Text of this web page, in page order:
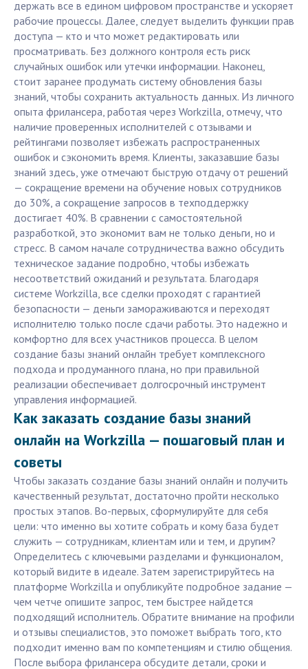
держать все в едином цифровом пространстве и ускоряет
рабочие процессы. Далее, следует выделить функции прав
доступа — кто и что может редактировать или
просматривать. Без должного контроля есть риск
случайных ошибок или утечки информации. Наконец,
стоит заранее продумать систему обновления базы
знаний, чтобы сохранить актуальность данных. Из личного
опыта фрилансера, работая через Workzilla, отмечу, что
наличие проверенных исполнителей с отзывами и
рейтингами позволяет избежать распространенных
ошибок и сэкономить время. Клиенты, заказавшие базы
знаний здесь, уже отмечают быструю отдачу от решений
— сокращение времени на обучение новых сотрудников
до 30%, а сокращение запросов в техподдержку
достигает 40%. В сравнении с самостоятельной
разработкой, это экономит вам не только деньги, но и
стресс. В самом начале сотрудничества важно обсудить
техническое задание подробно, чтобы избежать
несоответствий ожиданий и результата. Благодаря
системе Workzilla, все сделки проходят с гарантией
безопасности — деньги замораживаются и переходят
исполнителю только после сдачи работы. Это надежно и
комфортно для всех участников процесса. В целом
создание базы знаний онлайн требует комплексного
подхода и продуманного плана, но при правильной
реализации обеспечивает долгосрочный инструмент
управления информацией.
Как заказать создание базы знаний
онлайн на Workzilla — пошаговый план и
советы
Чтобы заказать создание базы знаний онлайн и получить
качественный результат, достаточно пройти несколько
простых этапов. Во-первых, сформулируйте для себя
цели: что именно вы хотите собрать и кому база будет
служить — сотрудникам, клиентам или и тем, и другим?
Определитесь с ключевыми разделами и функционалом,
который видите в идеале. Затем зарегистрируйтесь на
платформе Workzilla и опубликуйте подробное задание —
чем четче опишите запрос, тем быстрее найдется
подходящий исполнитель. Обратите внимание на профили
и отзывы специалистов, это поможет выбрать того, кто
подходит именно вам по компетенциям и стилю общения.
После выбора фрилансера обсудите детали, сроки и